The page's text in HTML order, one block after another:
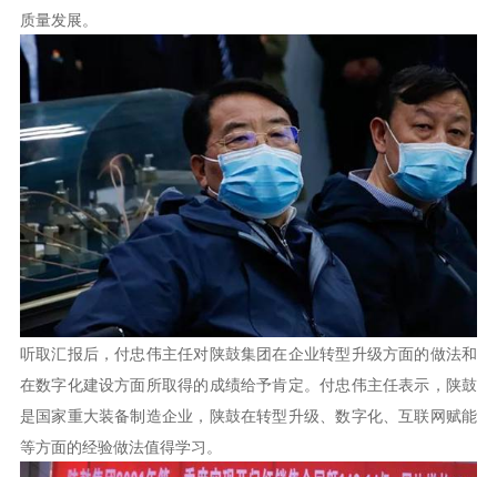
质量发展。
听取汇报后，付忠伟主任对陕鼓集团在企业转型升级方面的做法和
在数字化建设方面所取得的成绩给予肯定。付忠伟主任表示，陕鼓
是国家重大装备制造企业，陕鼓在转型升级、数字化、互联网赋能
等方面的经验做法值得学习。